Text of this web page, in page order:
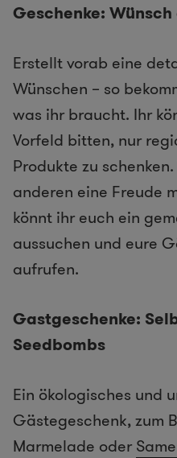
Geschenke:
Erstellt vorab eine
Wünschen – so
was ihr braucht. Ihr
Vorfeld bitten, nur
Produkte zu
anderen eine Freude
könnt ihr euch ein
aussuchen und eure
aufrufen.
Gastgeschenke:
Seedbombs
Ein ökologisches und
Gästegeschenk, zum
Marmelade oder